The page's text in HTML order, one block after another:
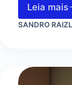
Leia mais
no
SANDRO